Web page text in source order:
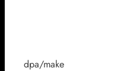
dpa/make